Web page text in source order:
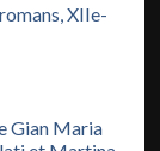
XIIe-
Gian Maria